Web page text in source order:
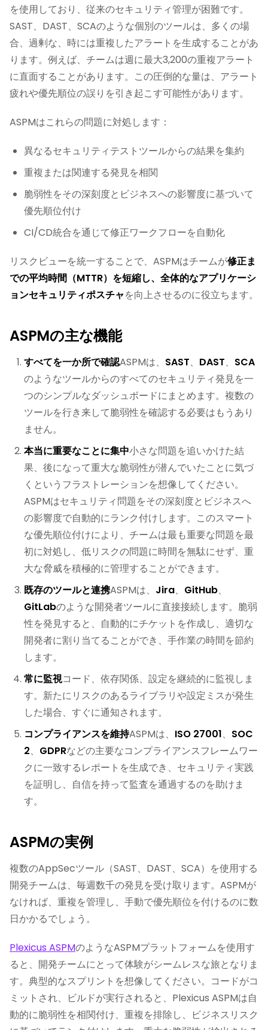
を使用しており、従来のセキュリティ管理が困難です。
SAST、DAST、SCAのような個別のツールは、多くの場
合、過剰な、時には重複したアラートを生成することがあ
ります。例えば、チームは週に最大3,200の重複アラート
に直面することがあります。この圧倒的な量は、アラート
疲れや優先順位の誤りを引き起こす可能性があります。
ASPMはこれらの問題に対処します：
異なるセキュリティテストツールからの結果を集約
重複または関連する発見を相関
脆弱性をその深刻度とビジネスへの影響度に基づいて
優先順位付け
CI/CD統合を通じて修正ワークフローを自動化
リスクビューを統一することで、ASPMはチームが修正ま
での平均時間（MTTR） を短縮し、全体的なアプリケーシ
ョンセキュリティポスチャを向上させるのに役立ちます。
ASPMの主な機能
すべてを一か所で確認ASPMは、 SAST、 DAST、 SCA
のようなツールからのすべてのセキュリティ発見を一
つのシンプルなダッシュボードにまとめます。複数の
ツールを行き来して脆弱性を確認する必要はもうあり
ません。
本当に重要なことに集中小さな問題を追いかけた結
果、後になって重大な脆弱性が潜んでいたことに気づ
くというフラストレーションを想像してください。
ASPMはセキュリティ問題をその深刻度とビジネスへ
の影響度で自動的にランク付けします。このスマート
な優先順位付けにより、チームは最も重要な問題を最
初に対処し、低リスクの問題に時間を無駄にせず、重
大な脅威を積極的に管理することができます。
既存のツールと連携ASPMは、 Jira、 GitHub、
GitLabのような開発者ツールに直接接続します。脆弱
性を発見すると、自動的にチケットを作成し、適切な
開発者に割り当てることができ、手作業の時間を節約
します。
常に監視コード、依存関係、設定を継続的に監視しま
す。新たにリスクのあるライブラリや設定ミスが発生
した場合、すぐに通知されます。
コンプライアンスを維持ASPMは、 ISO 27001、 SOC
2、 GDPRなどの主要なコンプライアンスフレームワー
クに一致するレポートを生成でき、セキュリティ実践
を証明し、自信を持って監査を通過するのを助けま
す。
ASPMの実例
複数のAppSecツール（SAST、DAST、SCA）を使用する
開発チームは、毎週数千の発見を受け取ります。ASPMが
なければ、重複を管理し、手動で優先順位を付けるのに数
日かかるでしょう。
Plexicus ASPMのようなASPMプラットフォームを使用す
ると、開発チームにとって体験がシームレスな旅となりま
す。典型的なスプリントを想像してください。コードがコ
ミットされ、ビルドが実行されると、Plexicus ASPMは自
動的に脆弱性を相関付け、重複を排除し、ビジネスリスク